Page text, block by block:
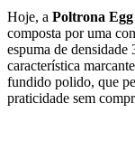
Hoje, a Poltrona Egg
composta por uma
espuma de
característica
fundido polido, que
praticidade sem